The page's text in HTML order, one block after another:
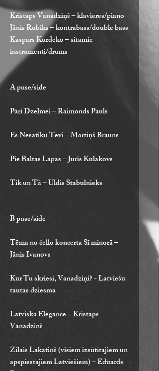
Kristaps Vanadziņš – klavieres/piano
Jānis Rubiks – kontrabass/double bass
Kaspars Kurdeko – sitamie
instrumenti/drums
A puse/side
Pāri Dzelmei – Raimonds Pauls
Es Nesatiku Tevi – Mārtiņš Brauns
Pie Baltas Lapas – Juris Kulakovs
Tik un Tā – Uldis Stabulnieks
B puse/side
Tēma no čello koncerta Sī minorā –
Jānis Ivanovs
Kur Tu skriesi, Vanadziņi? - Latviešu
tautas dziesma
Latviskā Elegance – Kristaps
Vanadziņš
Zilais Lakatiņš (visiem izsūtītajiem un
apspiestajiem Latviešiem) – Eduards